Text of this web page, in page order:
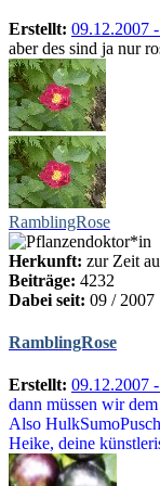
Erstellt: 09.12.2007
aber des sind ja nur
RamblingRose
Herkunft: zur Zeit
Beiträge: 4232
Dabei seit: 09 / 2007
RamblingRose
Erstellt: 09.12.2007
dann müssen wir
Also
Heike, deine